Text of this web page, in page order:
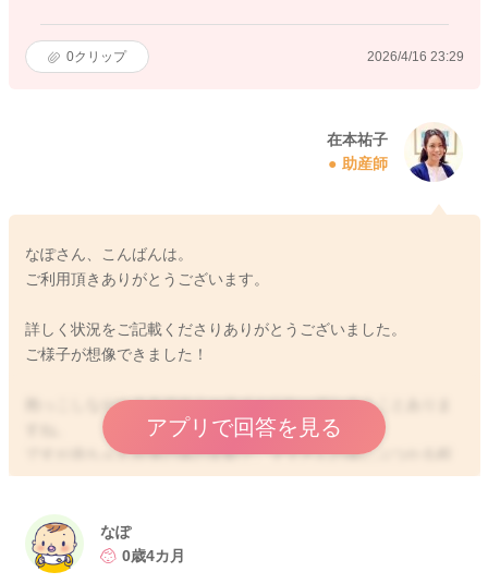
0クリップ 2026/4/16 23:29
在本祐子
助産師
なぽさん、こんばんは。
ご利用頂きありがとうございます。
詳しく状況をご記載くださりありがとうございました。
ご様子が想像できました！
抱っこしながらまるでタミータイムになってしまうことありま
ですが赤ちゃん自身の体の反動で、ママさんの体にぶつかる程
度の衝撃でしたら、ほとんど心配ないと考えて問題ないと思い
時に顎のような硬い骨に当たることもあるとは思いますが、や
はり外傷のリスクはさほど感じられませんよ😊
アプリで回答を見る
なぽ
0歳4カ月